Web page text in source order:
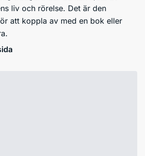
liv och rörelse. Det är den
att koppla av med en bok eller